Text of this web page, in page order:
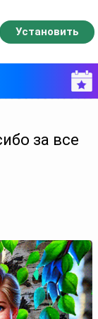
за все
Установить